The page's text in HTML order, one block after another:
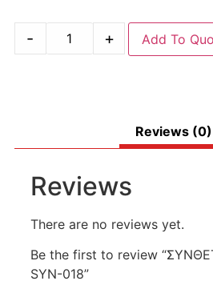
- + Add To
Reviews (0)
Reviews
There are no reviews yet.
Be the first to review
SYN-018”